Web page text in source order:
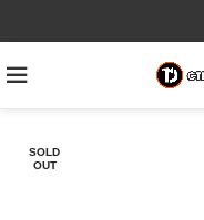
SOLD
OUT